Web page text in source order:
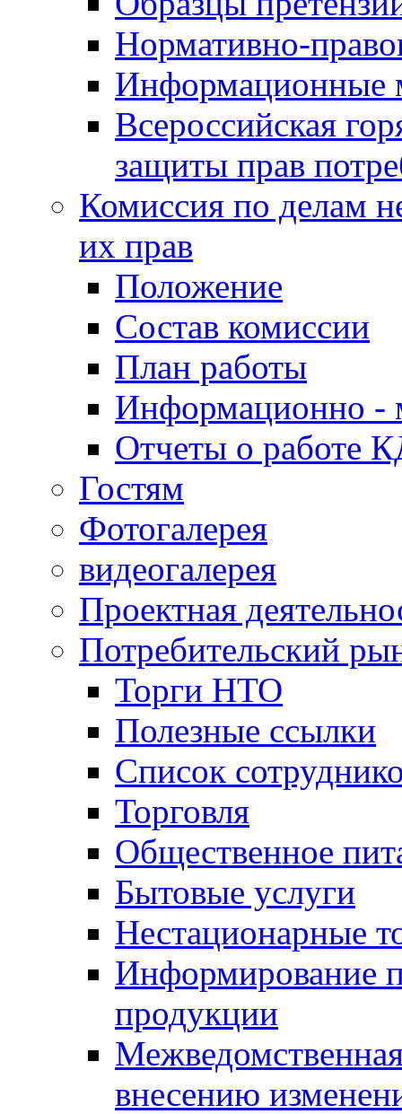
Нормативно-
Информационные
Всероссийская
защиты прав
Комиссия по делам
их прав
Положение
Состав комиссии
План работы
Информационно -
Отчеты о работе
Гостям
Фотогалерея
видеогалерея
Проектная
Потребительский
Торги НТО
Полезные ссылки
Список
Торговля
Общественное
Бытовые услуги
Нестационарные
Информирование
продукции
внесению